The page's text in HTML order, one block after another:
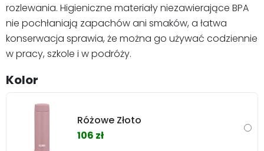
rozlewania. Higieniczne materiały niezawierające BPA
nie pochłaniają zapachów ani smaków, a łatwa
konserwacja sprawia, że można go używać codziennie
w pracy, szkole i w podróży.
Kolor
Różowe Złoto
106 zł